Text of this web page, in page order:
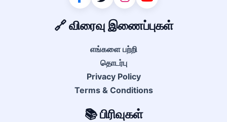
🔗 விரைவு இணைப்புகள்
எங்களை பற்றி
தொடர்பு
Privacy Policy
Terms & Conditions
📚 பிரிவுகள்